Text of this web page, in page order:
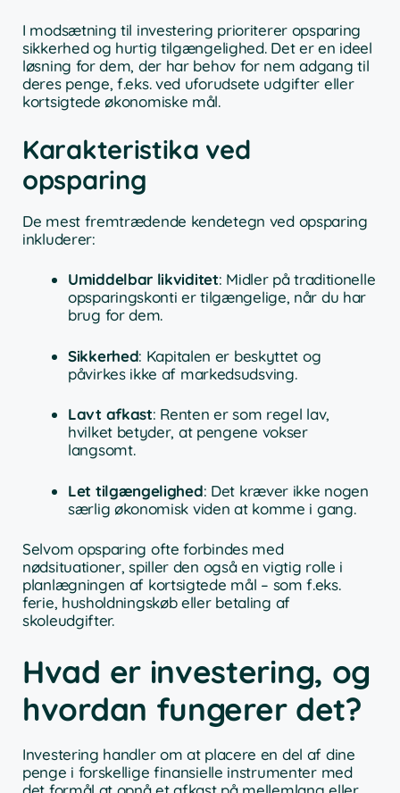
I modsætning til investering prioriterer opsparing
sikkerhed og hurtig tilgængelighed. Det er en ideel
løsning for dem, der har behov for nem adgang til
deres penge, f.eks. ved uforudsete udgifter eller
kortsigtede økonomiske mål.
Karakteristika ved
opsparing
De mest fremtrædende kendetegn ved opsparing
inkluderer:
Umiddelbar likviditet: Midler på traditionelle
opsparingskonti er tilgængelige, når du har
brug for dem.
Sikkerhed: Kapitalen er beskyttet og
påvirkes ikke af markedsudsving.
Lavt afkast: Renten er som regel lav,
hvilket betyder, at pengene vokser
langsomt.
Let tilgængelighed: Det kræver ikke nogen
særlig økonomisk viden at komme i gang.
Selvom opsparing ofte forbindes med
nødsituationer, spiller den også en vigtig rolle i
planlægningen af kortsigtede mål – som f.eks.
ferie, husholdningskøb eller betaling af
skoleudgifter.
Hvad er investering, og
hvordan fungerer det?
Investering handler om at placere en del af dine
penge i forskellige finansielle instrumenter med